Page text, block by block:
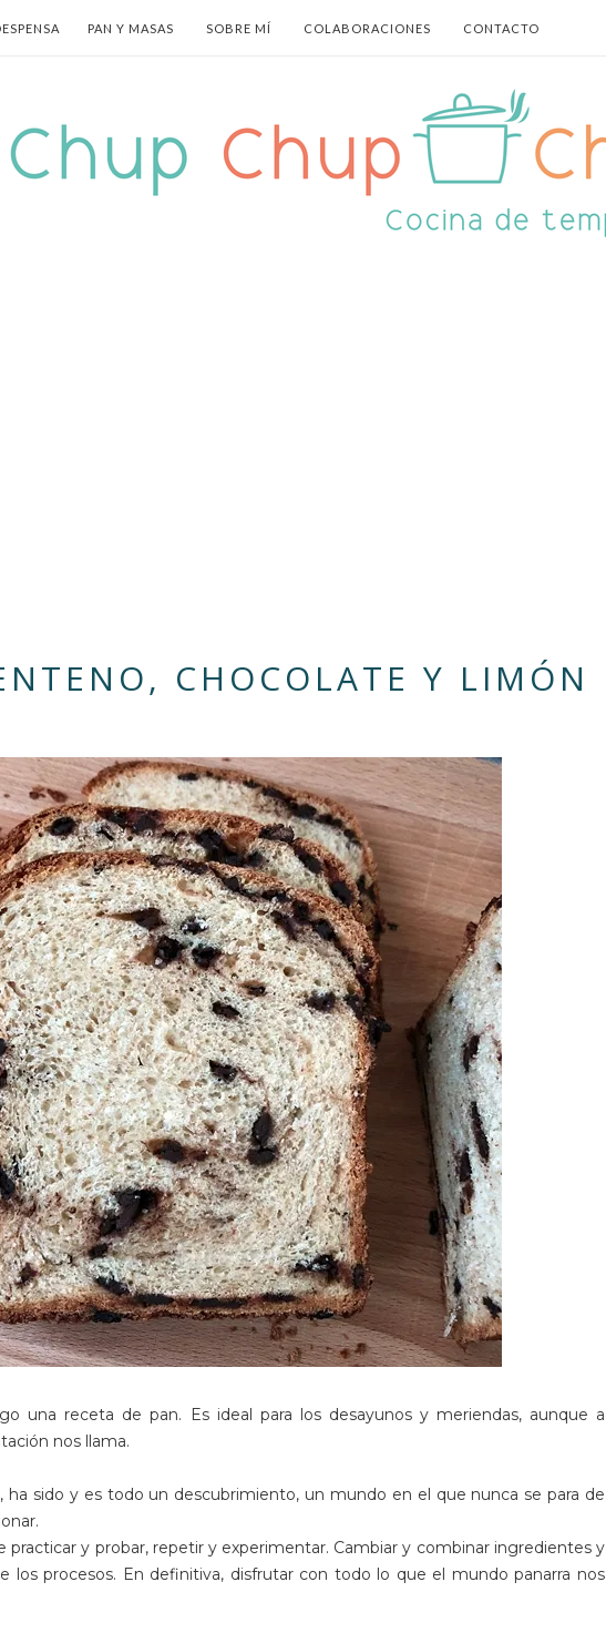
PAN Y MASAS SOBRE MÍ COLABORACIONES CONTACTO
CHOCOLATE Y LIMÓN
una receta de pan. Es ideal para los desayunos y meriendas, aunque a
nos llama.
ha sido y es todo un descubrimiento, un mundo en el que nunca se para de
practicar y probar, repetir y experimentar. Cambiar y combinar ingredientes y
los procesos. En definitiva, disfrutar con todo lo que el mundo panarra nos